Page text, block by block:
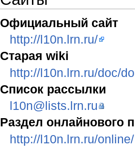
Официальный сайт
http://l10n.lrn.ru/
Старая wiki
http://l10n.lrn.ru/doc/
Список рассылки
l10n@lists.lrn.ru
Раздел онлайнового
http://l10n.lrn.ru/online/